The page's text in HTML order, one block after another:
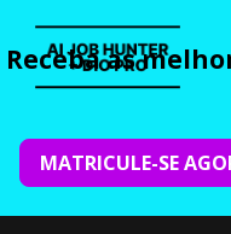
Receba as
MATRICULE-SE